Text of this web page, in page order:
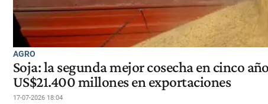
AGRO
Soja: la segunda mejor cosecha en cinco
US$21.400 millones en exportaciones
17-07-2026 18:04